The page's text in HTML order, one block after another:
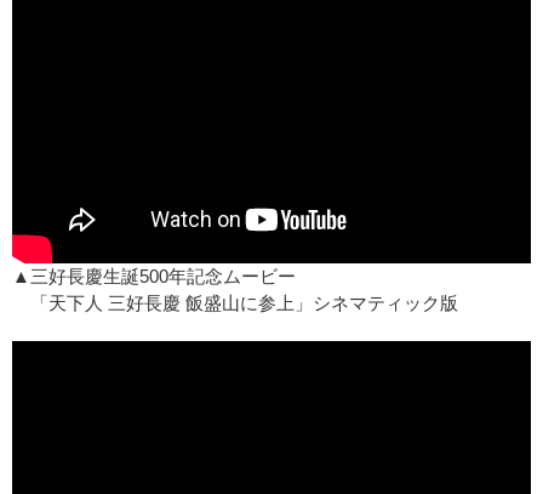
▲三好長慶生誕500年記念ムービー
「天下人 三好長慶 飯盛山に参上」シネマティック版